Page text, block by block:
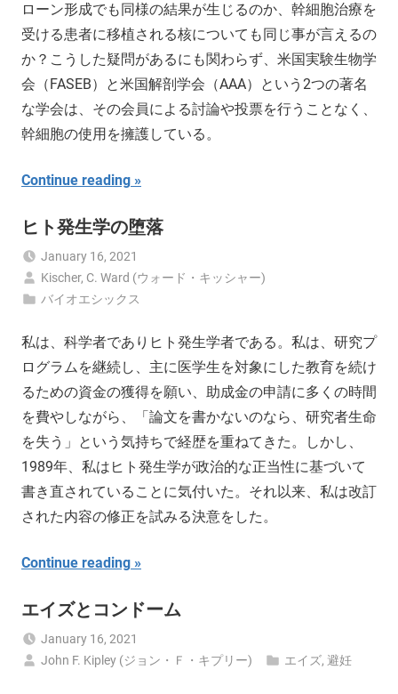
ローン形成でも同様の結果が生じるのか、幹細胞治療を
受ける患者に移植される核についても同じ事が言えるの
か？こうした疑問があるにも関わらず、米国実験生物学
会（FASEB）と米国解剖学会（AAA）という2つの著名
な学会は、その会員による討論や投票を行うことなく、
幹細胞の使用を擁護している。
Continue reading
ヒト発生学の堕落
January 16, 2021
Kischer, C. Ward (ウォード・キッシャー)
バイオエシックス
私は、科学者でありヒト発生学者である。私は、研究プ
ログラムを継続し、主に医学生を対象にした教育を続け
るための資金の獲得を願い、助成金の申請に多くの時間
を費やしながら、「論文を書かないのなら、研究者生命
を失う」という気持ちで経歴を重ねてきた。しかし、
1989年、私はヒト発生学が政治的な正当性に基づいて
書き直されていることに気付いた。それ以来、私は改訂
された内容の修正を試みる決意をした。
Continue reading
エイズとコンドーム
January 16, 2021
John F. Kipley (ジョン・Ｆ・キプリー)
エイズ, 避妊